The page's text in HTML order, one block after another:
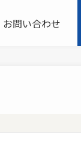
お問い合わせ